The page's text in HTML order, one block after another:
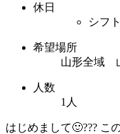
休日
シフ
希望場所
山形全域
人数
1人
はじめまして🙂??? こ